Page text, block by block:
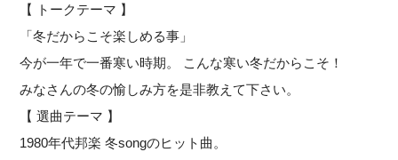
【 トークテーマ 】
「冬だからこそ楽しめる事」
今が一年で一番寒い時期。 こんな寒い冬だからこそ！
みなさんの冬の愉しみ方を是非教えて下さい。
【 選曲テーマ 】
1980年代邦楽 冬songのヒット曲。